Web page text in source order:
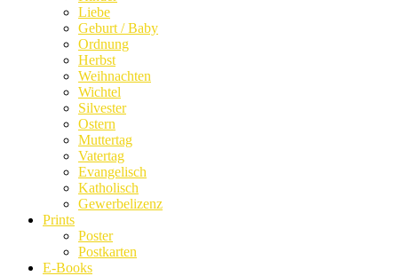
Liebe
Geburt / Baby
Ordnung
Herbst
Weihnachten
Wichtel
Silvester
Ostern
Muttertag
Vatertag
Evangelisch
Katholisch
Gewerbelizenz
Prints
Poster
Postkarten
E-Books